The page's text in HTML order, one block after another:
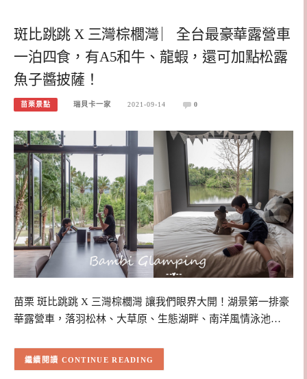
斑比跳跳 X 三灣棕櫚灣 ︳全台最豪華露營車
一泊四食，有A5和牛、龍蝦，還可加點松露
魚子醬披薩！
苗栗景點 瑞貝卡一家 2021-09-14 0
苗栗 斑比跳跳 X 三灣棕櫚灣 讓我們眼界大開！湖景第一排豪
華露營車，落羽松林、大草原、生態湖畔、南洋風情泳池…
CONTINUE READING